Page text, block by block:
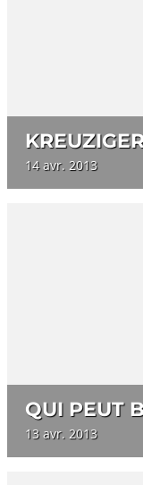
14 avr. 2013
QUI PEUT
13 avr. 2013